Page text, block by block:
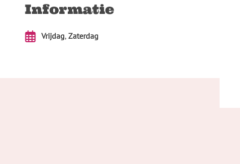
Informatie
Vrijdag, Zaterdag